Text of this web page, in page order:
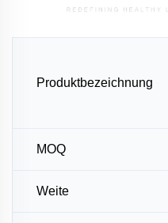
Produktbezeichnung
MOQ
Weite